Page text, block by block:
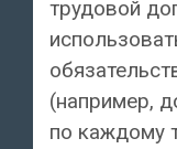
трудовой
(например,
по каждому